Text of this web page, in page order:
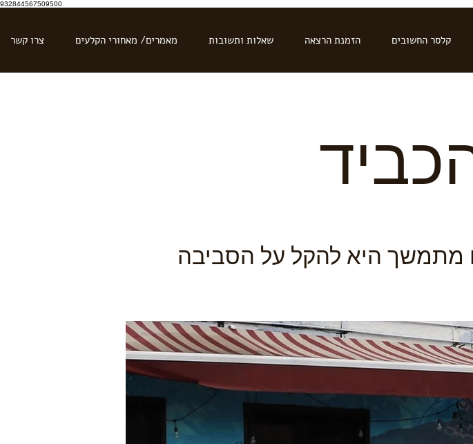
932844567509500
קלסר החשובים הזמנת הרצאה שאלות ותשובות מאמרים/ מאחורי הקלעים צרו קשר
מתמשך היא להקל על הסביבה